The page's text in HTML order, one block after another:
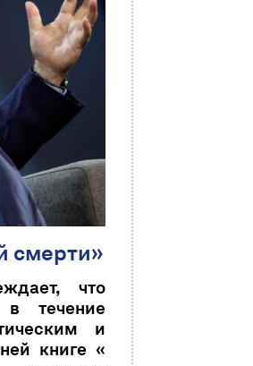
смерти»
что
в течение
и
книге «